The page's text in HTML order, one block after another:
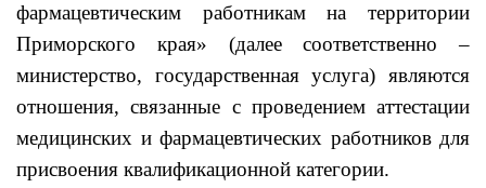
фармацевтическим работникам на территории
Приморского края» (далее соответственно –
министерство, государственная услуга) являются
отношения, связанные с проведением аттестации
медицинских и фармацевтических работников для
присвоения квалификационной категории.